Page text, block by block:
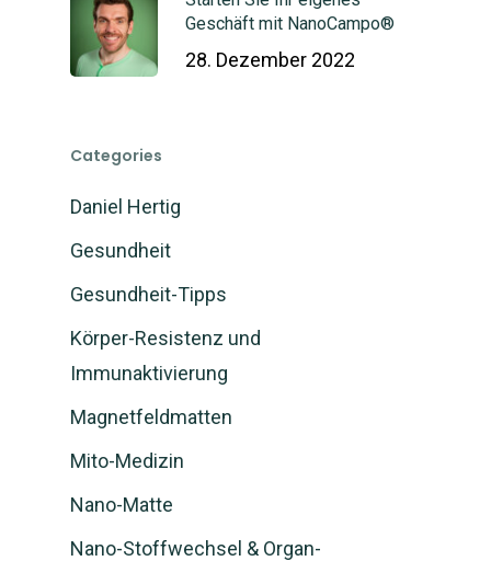
Geschäft mit NanoCampo®
28. Dezember 2022
Categories
Daniel Hertig
Gesundheit
Gesundheit-Tipps
Körper-Resistenz und
Immunaktivierung
Magnetfeldmatten
Mito-Medizin
Nano-Matte
Nano-Stoffwechsel & Organ-